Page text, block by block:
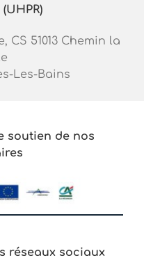
CS 51013 Chemin la
Les-Bains
soutien de nos
réseaux sociaux